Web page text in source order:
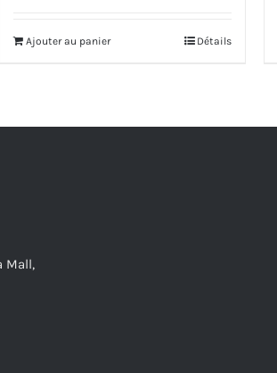
Ajouter au panier Détails
Mall,